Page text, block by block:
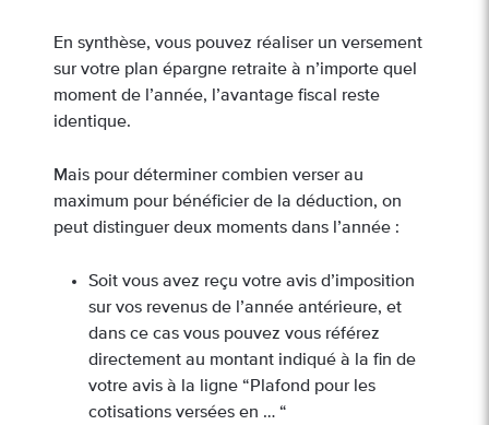
En synthèse, vous pouvez réaliser un versement
sur votre plan épargne retraite à n’importe quel
moment de l’année, l’avantage fiscal reste
identique.
Mais pour déterminer combien verser au
maximum pour bénéficier de la déduction, on
peut distinguer deux moments dans l’année :
Soit vous avez reçu votre avis d’imposition
sur vos revenus de l’année antérieure, et
dans ce cas vous pouvez vous référez
directement au montant indiqué à la fin de
votre avis à la ligne “Plafond pour les
cotisations versées en … “